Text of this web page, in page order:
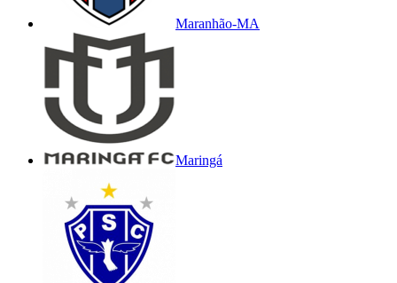
Maranhão-MA
Maringá